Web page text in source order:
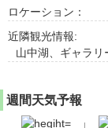
ロケーション：
近隣観光情報:
山中湖、ギャラ
週間天気予報